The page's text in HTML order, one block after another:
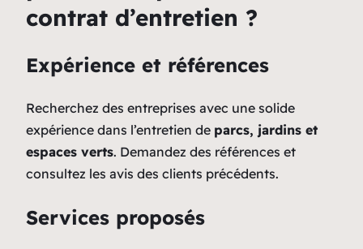
contrat d’entretien ?
Expérience et références
Recherchez des entreprises avec une solide
expérience dans l’entretien de parcs, jardins et
espaces verts. Demandez des références et
consultez les avis des clients précédents.
Services proposés